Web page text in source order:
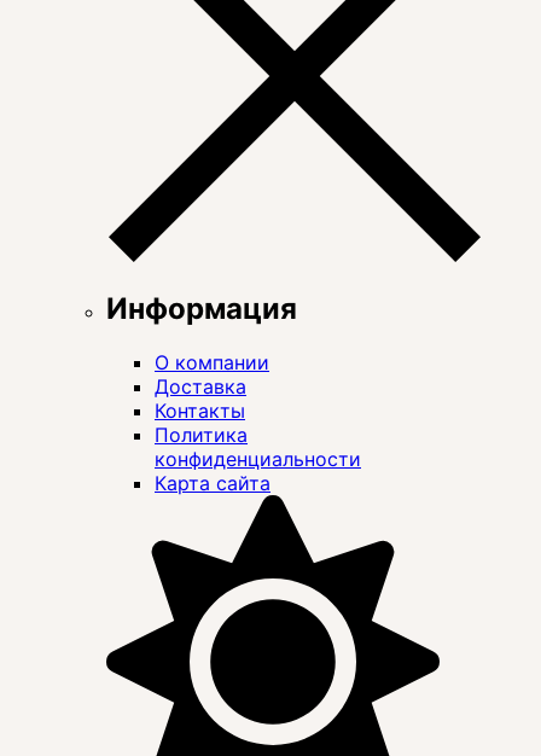
Информация
О компании
Доставка
Контакты
Политика
конфиденциальности
Карта сайта